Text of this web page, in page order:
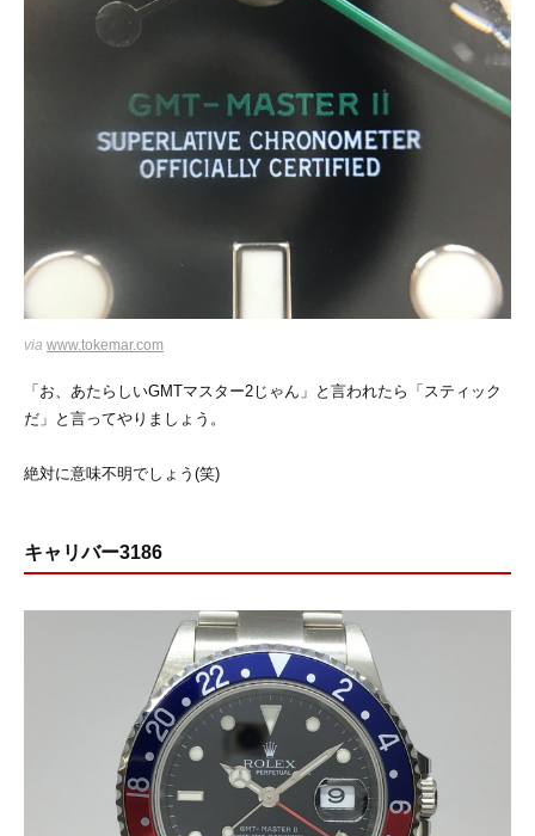
via www.tokemar.com
「お、あたらしいGMTマスター2じゃん」と言われたら「スティック
だ」と言ってやりましょう。
絶対に意味不明でしょう(笑)
キャリバー3186